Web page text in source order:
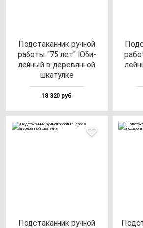
Под­ста­кан­ник руч­ной
ра­бо­ты "75 лет" Юби­
лей­ный в де­ре­вян­ной
шка­тул­ке
18 320 руб
Под­ста­кан­ник руч­ной